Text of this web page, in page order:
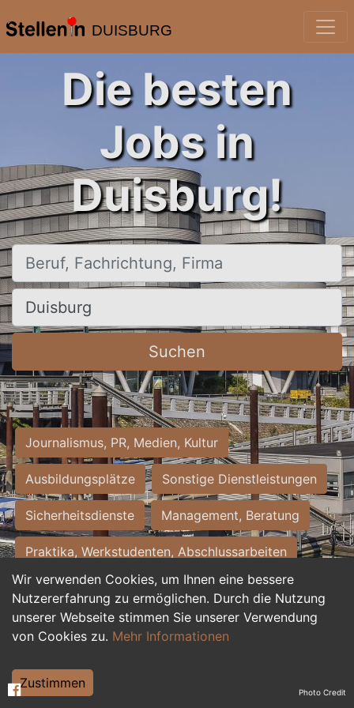
DUISBURG
Wir verwenden Cookies, um Ihnen eine bessere
Nutzererfahrung zu ermöglichen. Durch die Nutzung
unserer Webseite stimmen Sie unserer Verwendung
von Cookies zu. Mehr Informationen
Zustimmen
Die besten
Jobs in
Duisburg!
Beruf, Fachrichtung, Firma
Ort, Stadt
Suchen
Journalismus, PR, Medien, Kultur
Ausbildungsplätze Sonstige Dienstleistungen
Sicherheitsdienste Management, Beratung
Praktika, Werkstudenten, Abschlussarbeiten
Personalwesen Assistenz, Sekretariat
Hilfskräfte, Aushilfs- und Nebenjobs
Weiterbildung, Studium, duale Ausbildung Photo Credit